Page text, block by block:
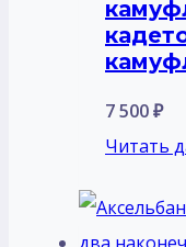
7 500₽
Читать